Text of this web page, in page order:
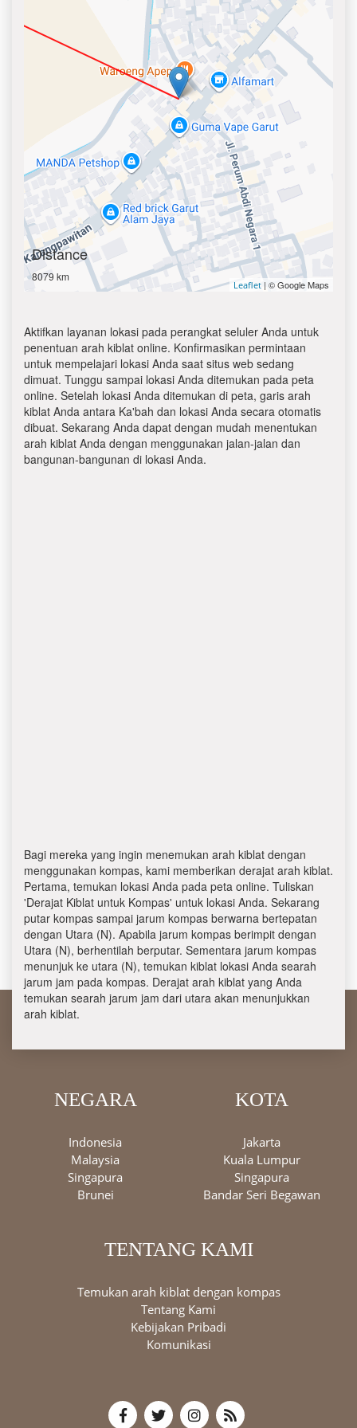
Distance
8079 km
Leaflet | © Google Maps
Aktifkan layanan lokasi pada perangkat seluler Anda untuk
penentuan arah kiblat online. Konfirmasikan permintaan
untuk mempelajari lokasi Anda saat situs web sedang
dimuat. Tunggu sampai lokasi Anda ditemukan pada peta
online. Setelah lokasi Anda ditemukan di peta, garis arah
kiblat Anda antara Ka'bah dan lokasi Anda secara otomatis
dibuat. Sekarang Anda dapat dengan mudah menentukan
arah kiblat Anda dengan menggunakan jalan-jalan dan
bangunan-bangunan di lokasi Anda.
Bagi mereka yang ingin menemukan arah kiblat dengan
menggunakan kompas, kami memberikan derajat arah kiblat.
Pertama, temukan lokasi Anda pada peta online. Tuliskan
'Derajat Kiblat untuk Kompas' untuk lokasi Anda. Sekarang
putar kompas sampai jarum kompas berwarna bertepatan
dengan Utara (N). Apabila jarum kompas berimpit dengan
Utara (N), berhentilah berputar. Sementara jarum kompas
menunjuk ke utara (N), temukan kiblat lokasi Anda searah
jarum jam pada kompas. Derajat arah kiblat yang Anda
temukan searah jarum jam dari utara akan menunjukkan
arah kiblat.
NEGARA
Indonesia
Malaysia
Singapura
Brunei
KOTA
Jakarta
Kuala Lumpur
Singapura
Bandar Seri Begawan
TENTANG KAMI
Temukan arah kiblat dengan kompas
Tentang Kami
Kebijakan Pribadi
Komunikasi